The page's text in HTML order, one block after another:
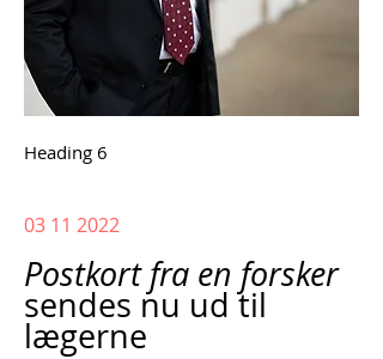
Heading 6
03 11 2022
Postkort fra en forsker
sendes nu ud til
lægerne